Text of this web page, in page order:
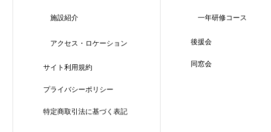
施設紹介
アクセス・ロケーション
サイト利用規約
プライバシーポリシー
特定商取引法に基づく表記
一年研修コース
後援会
同窓会